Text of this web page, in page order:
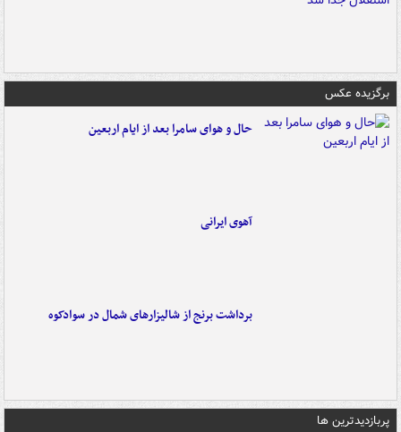
برگزیده عکس
حال و هوای سامرا بعد از ایام اربعین
آهوی ایرانی
برداشت برنج از شالیزارهای شمال در سوادکوه
پربازدیدترین ها